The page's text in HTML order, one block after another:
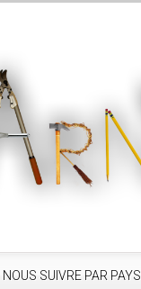
NOUS SUIVRE PAR PAYS